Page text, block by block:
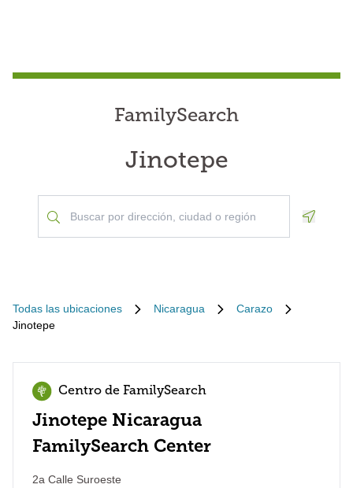
FamilySearch
Jinotepe
Todas las ubicaciones Nicaragua
Carazo
Jinotepe
Centro de FamilySearch
Jinotepe Nicaragua
FamilySearch Center
2a Calle Suroeste